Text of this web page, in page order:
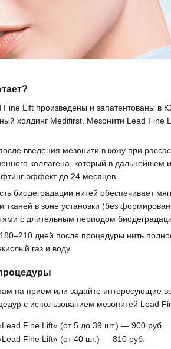
Fine Lift произведены и запатентованы в
холдинг Medifirst. Мезонити Lead
введения мезонити в кожу при
коллагена, который в
эффект до 24 месяцев.
биодеградации нитей обеспечивает
тканей в зоне установки (без
с длительным периодом
дней после процедуры нить
газ и воду.
на прием или задайте интересующие
с использованием мезонитей Lead
Fine Lift» (от 5 до 39 шт.) — 900 руб.
Fine Lift» (от 40 шт.) — 810 руб.